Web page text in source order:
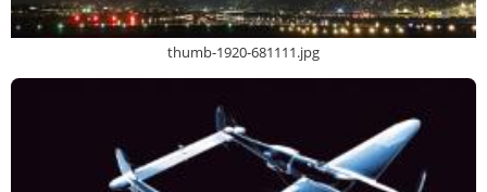
thumb-1920-681111.jpg